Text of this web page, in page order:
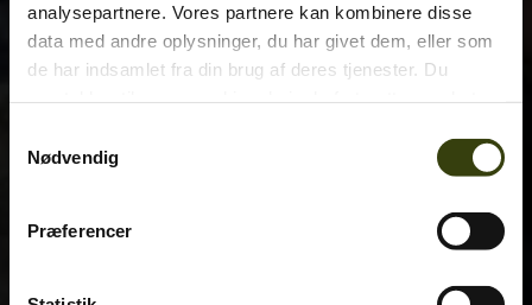
analysepartnere. Vores partnere kan kombinere disse
data med andre oplysninger, du har givet dem, eller som
de har indsamlet fra din brug af deres tjenester. Du
Nødvendig
Præferencer